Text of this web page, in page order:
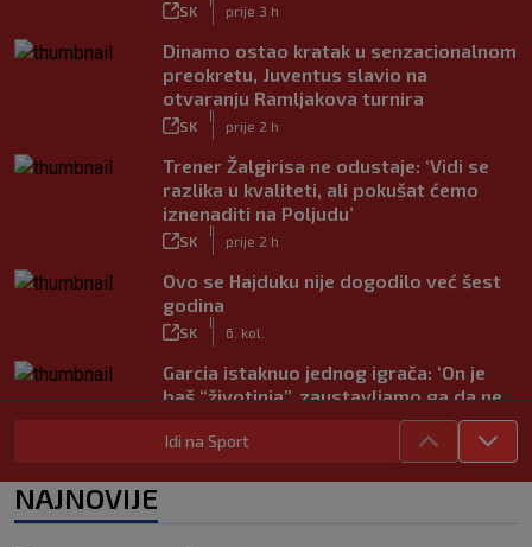
SK prije 3 h
Dinamo ostao kratak u senzacionalnom
preokretu, Juventus slavio na
otvaranju Ramljakova turnira
SK prije 2 h
Trener Žalgirisa ne odustaje: ‘Vidi se
razlika u kvaliteti, ali pokušat ćemo
iznenaditi na Poljudu’
SK prije 2 h
Ovo se Hajduku nije dogodilo već šest
godina
SK 6. kol.
Garcia istaknuo jednog igrača: ‘On je
baš “životinja”, zaustavljamo ga da ne
SK
|
6. kol.
Junak riječke pobjede priznao: ‘Nisam
Idi na Sport
NAJNOVIJE